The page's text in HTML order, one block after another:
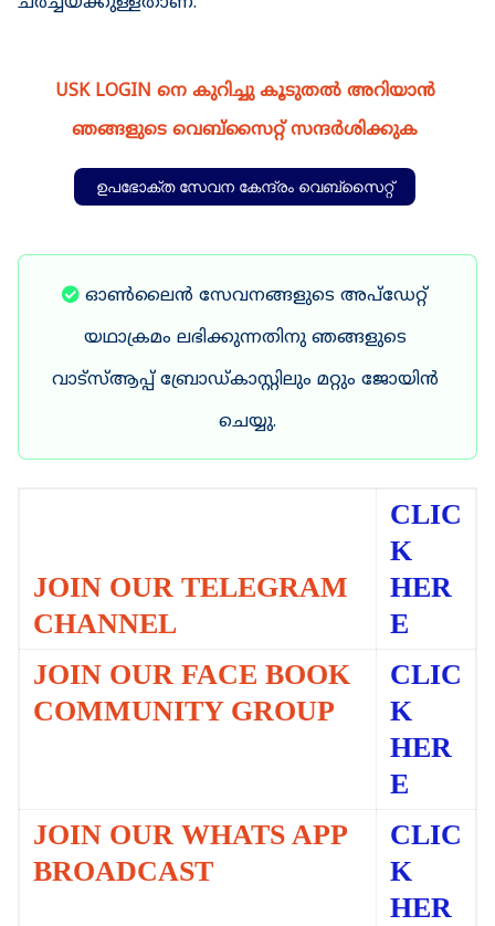
USK LOGIN നെ കുറിച്ചു കൂടുതൽ അറിയാൻ
ഞങ്ങളുടെ വെബ്സൈറ്റ് സന്ദർശിക്കുക
ഉപഭോക്ത സേവന കേന്ദ്രം വെബ്സൈറ്റ്
ഓൺലൈൻ സേവനങ്ങളുടെ അപ്ഡേറ്റ്
യഥാക്രമം ലഭിക്കുന്നതിനു ഞങ്ങളുടെ
വാട്സ്ആപ്പ് ബ്രോഡ്‌കാസ്റ്റിലും മറ്റും ജോയിൻ
ചെയ്യു.
JOIN OUR TELEGRAM
CHANNEL
CLIC
K
HER
E
JOIN OUR FACE BOOK
COMMUNITY GROUP
CLIC
K
HER
E
JOIN OUR WHATS APP
BROADCAST
CLIC
K
HER